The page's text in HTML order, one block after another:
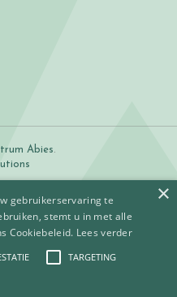
Abies.
×
gebruikerservaring te
stemt u in met alle
Cookiebeleid. Lees verder
TARGETING